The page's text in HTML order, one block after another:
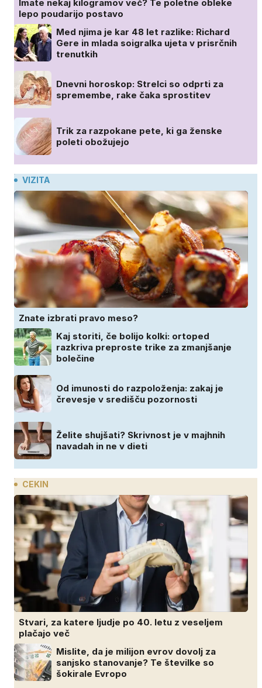
Imate nekaj kilogramov več? Te poletne obleke
lepo poudarijo postavo
Med njima je kar 48 let razlike: Richard
Gere in mlada soigralka ujeta v prisrčnih
trenutkih
Dnevni horoskop: Strelci so odprti za
spremembe, rake čaka sprostitev
Trik za razpokane pete, ki ga ženske
poleti obožujejo
VIZITA
Znate izbrati pravo meso?
Kaj storiti, če bolijo kolki: ortoped
razkriva preproste trike za zmanjšanje
bolečine
Od imunosti do razpoloženja: zakaj je
črevesje v središču pozornosti
Želite shujšati? Skrivnost je v majhnih
navadah in ne v dieti
CEKIN
Stvari, za katere ljudje po 40. letu z veseljem
plačajo več
Mislite, da je milijon evrov dovolj za
sanjsko stanovanje? Te številke so
šokirale Evropo